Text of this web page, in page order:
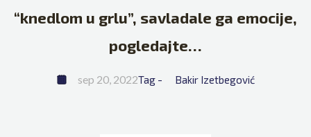
“knedlom u grlu”, savladale ga emocije,
pogledajte…
sep 20, 2022Tag - Bakir Izetbegović